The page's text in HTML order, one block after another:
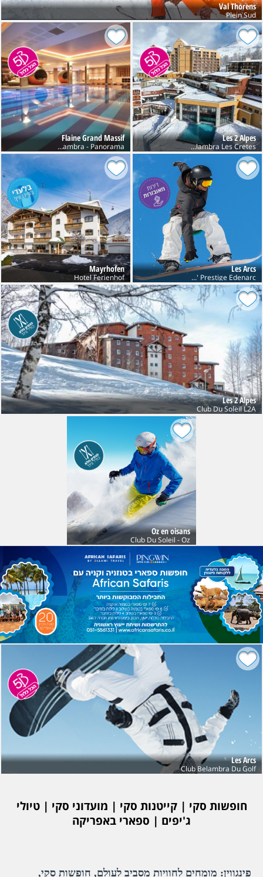
Val Thorens
Plein Sud
Les 2 Alpes
Club Belambra Les Cretes
Flaine Grand Massif
Club Belambra - Panorama
Les Arcs
Res' Prestige Edenarc
Mayrhofen
Hotel Ferienhof
Les 2 Alpes
Club Du Soleil L2A
Oz en oisans
Club Du Soleil - Oz
Les Arcs
Club Belambra Du Golf
חופשות סקי | קייטנות סקי | מועדוני סקי | טיולי
ג'יפים | ספארי באפריקה
פינגווין: מומחים לחוויות מסביב לעולם, חופשות סקי,